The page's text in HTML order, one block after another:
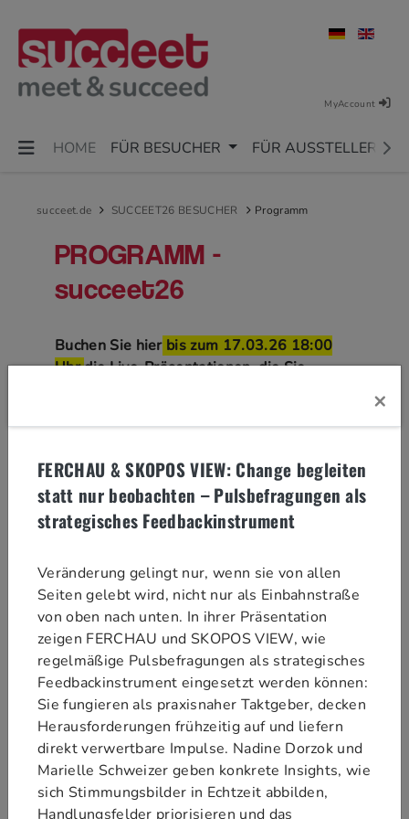
MyAccount
HOME FÜR BESUCHER FÜR AUSSTELLER
succeet.de SUCCEET26 BESUCHER Programm
PROGRAMM -
succeet26
Buchen Sie hierbis zum 17.03.26 18:00
Uhrdie Live-Präsentationen, die Sie
eine Teilnahme-Zusage, sofern ein
Platz verfügbar ist (Status "gebucht" )
Ein Teil der Plätze ist für die Vergabe
der Warteliste werden dabei zuerst
berücksichtigt.
Geschlossene Sessions: Der
Aussteller entscheidet, ob Sie
teilnehmen können, daher ist Ihre
Buchung zunächst imStatus
"angefragt". Sobald der Aussteller
über Ihre Anfrage entschieden hat,
erhalten Sie eine E-Mail und der
Status in Ihrer Buchungsübersicht
wird aktualisiert (Status
"zugelassen", "Warteliste" oder
×
FERCHAU & SKOPOS VIEW: Change begleiten
statt nur beobachten – Pulsbefragungen als
strategisches Feedbackinstrument
Veränderung gelingt nur, wenn sie von allen
Seiten gelebt wird, nicht nur als Einbahnstraße
von oben nach unten. In ihrer Präsentation
zeigen FERCHAU und SKOPOS VIEW, wie
regelmäßige Pulsbefragungen als strategisches
Feedbackinstrument eingesetzt werden können:
Sie fungieren als praxisnaher Taktgeber, decken
Herausforderungen frühzeitig auf und liefern
direkt verwertbare Impulse. Nadine Dorzok und
Marielle Schweizer geben konkrete Insights, wie
sich Stimmungsbilder in Echtzeit abbilden,
Handlungsfelder priorisieren und das